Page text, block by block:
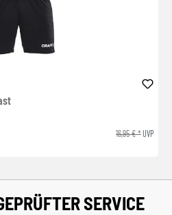
16,95 € *UVP
SERVICE